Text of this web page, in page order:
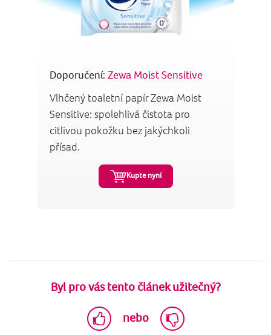
Doporučení: Zewa Moist Sensitive
Vlhčený toaletní papír Zewa Moist
Sensitive: spolehlivá čistota pro
citlivou pokožku bez jakýchkoli
přísad.
Kupte nyní
Byl pro vás tento článek užitečný?
nebo